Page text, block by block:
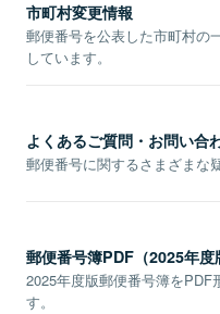
市町村変更情報
郵便番号を公表した市町村の
しています。
よくあるご質問・お問い合
郵便番号に関するさまざまな
郵便番号簿PDF（2025年度
2025年度版郵便番号簿をPDF
す。